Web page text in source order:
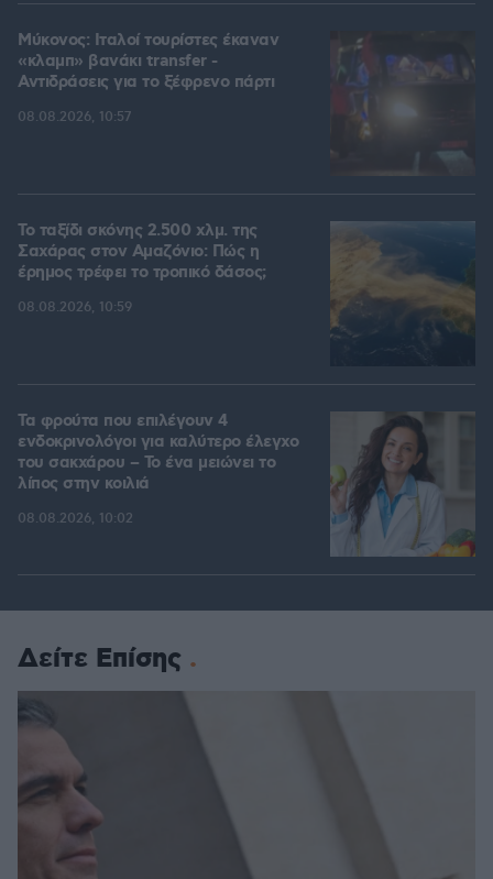
Μύκονος: Ιταλοί τουρίστες έκαναν
«κλαμπ» βανάκι transfer -
Αντιδράσεις για το ξέφρενο πάρτι
08.08.2026, 10:57
Το ταξίδι σκόνης 2.500 χλμ. της
Σαχάρας στον Αμαζόνιο: Πώς η
έρημος τρέφει το τροπικό δάσος;
08.08.2026, 10:59
Τα φρούτα που επιλέγουν 4
ενδοκρινολόγοι για καλύτερο έλεγχο
του σακχάρου – Το ένα μειώνει το
λίπος στην κοιλιά
08.08.2026, 10:02
Δείτε Επίσης